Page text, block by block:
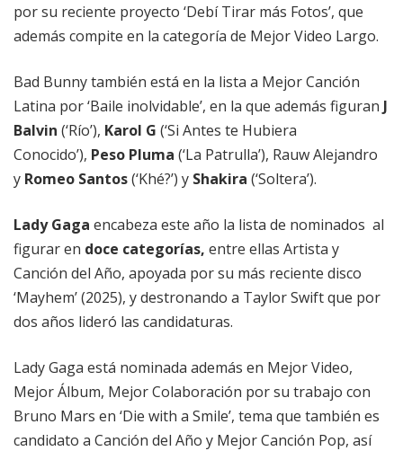
por su reciente proyecto ‘Debí Tirar más Fotos’, que
además compite en la categoría de Mejor Video Largo.
Bad Bunny también está en la lista a Mejor Canción
Latina por ‘Baile inolvidable’, en la que además figuran J
Balvin (‘Río’), Karol G (‘Si Antes te Hubiera
Conocido’), Peso Pluma (‘La Patrulla’), Rauw Alejandro
y Romeo Santos(‘Khé?’) y Shakira (‘Soltera’).
Lady Gaga encabeza este año la lista de nominados al
figurar en doce categorías, entre ellas Artista y
Canción del Año, apoyada por su más reciente disco
‘Mayhem’ (2025), y destronando a Taylor Swift que por
dos años lideró las candidaturas.
Lady Gaga está nominada además en Mejor Video,
Mejor Álbum, Mejor Colaboración por su trabajo con
Bruno Mars en ‘Die with a Smile’, tema que también es
candidato a Canción del Año y Mejor Canción Pop, así